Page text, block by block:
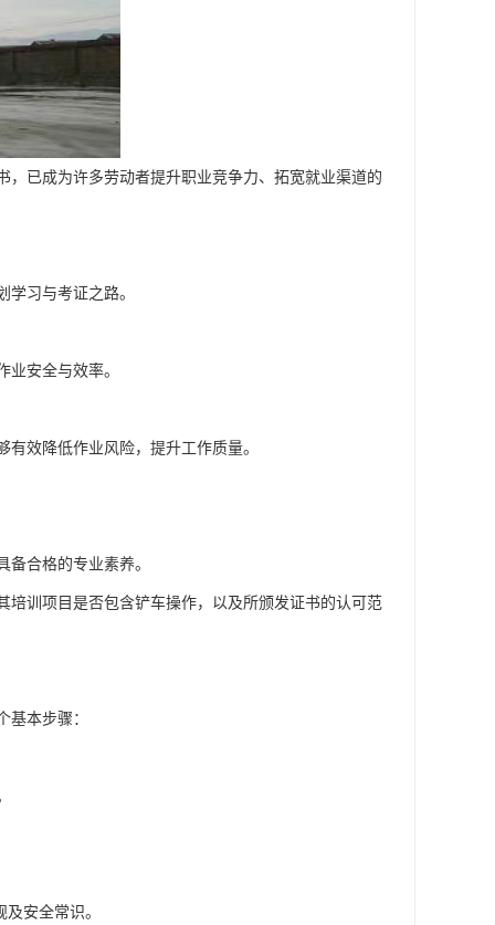
已成为许多劳动者提升职业竞争力、拓宽就业渠道的
习与考证之路。
安全与效率。
效降低作业风险，提升工作质量。
合格的专业素养。
训项目是否包含铲车操作，以及所颁发证书的认可范
本步骤：
安全常识。